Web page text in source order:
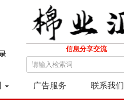
信息分享交流
广告服务 联系我们